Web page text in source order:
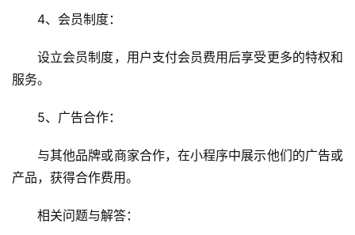
4、会员制度：
设立会员制度，用户支付会员费用后享受更多的特权和
服务。
5、广告合作：
与其他品牌或商家合作，在小程序中展示他们的广告或
产品，获得合作费用。
相关问题与解答：